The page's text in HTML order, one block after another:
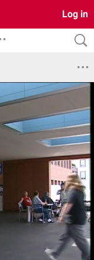
Log in